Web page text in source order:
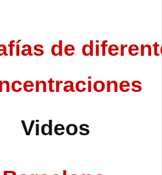
de
Videos